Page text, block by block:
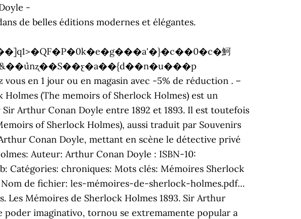
-
de belles éditions modernes et élégantes.
en 1 jour ou en magasin avec -5% de réduction . –
Holmes (The memoirs of Sherlock Holmes) est un
Arthur Conan Doyle entre 1892 et 1893. Il est toutefois
of Sherlock Holmes), aussi traduit par Souvenirs
Conan Doyle, mettant en scène le détective privé
Auteur: Arthur Conan Doyle : ISBN-10:
Catégories: chroniques: Mots clés: Mémoires Sherlock
Nom de fichier: les-mémoires-de-sherlock-holmes.pdf…
Les Mémoires de Sherlock Holmes 1893. Sir Arthur
imaginativo, tornou se extremamente popular a